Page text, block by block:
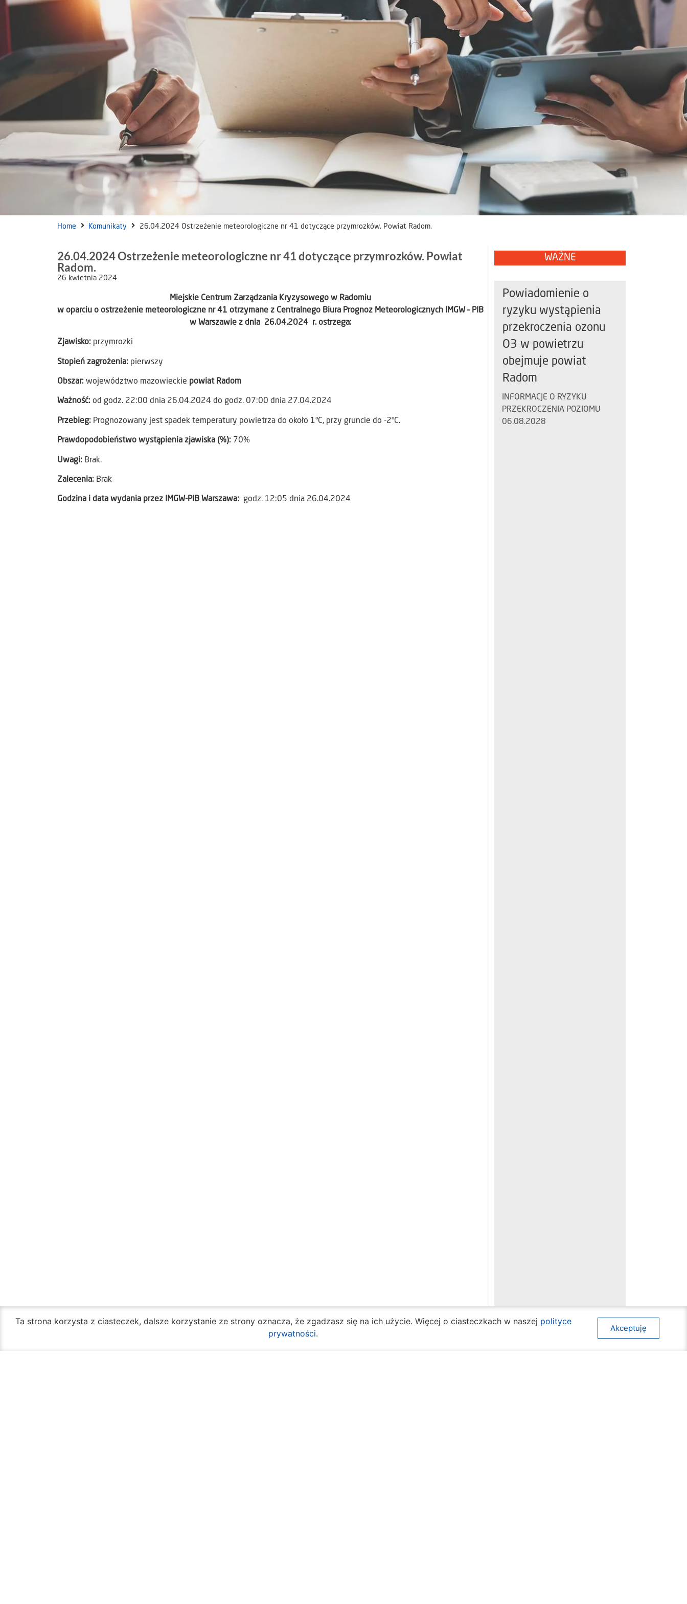
Home Komunikaty 26.04.2024 Ostrzeżenie meteorologiczne nr 41 dotyczące przymrozków. Powiat Radom.
26.04.2024 Ostrzeżenie meteorologiczne nr 41 dotyczące przymrozków. Powiat
Radom.
26 kwietnia 2024
Miejskie Centrum Zarządzania Kryzysowego w Radomiu
w oparciu o ostrzeżenie meteorologiczne nr 41 otrzymane z Centralnego Biura Prognoz Meteorologicznych IMGW – PIB
w Warszawie z dnia 26.04.2024 r. ostrzega:
Zjawisko: przymrozki
Stopień zagrożenia: pierwszy
Obszar: województwo mazowieckie powiat Radom
Ważność: od godz. 22:00 dnia 26.04.2024 do godz. 07:00 dnia 27.04.2024
Przebieg: Prognozowany jest spadek temperatury powietrza do około 1°C, przy gruncie do -2°C.
Prawdopodobieństwo wystąpienia zjawiska (%): 70%
Uwagi: Brak.
Zalecenia: Brak
Godzina i data wydania przez IMGW-PIB Warszawa: godz. 12:05 dnia 26.04.2024
WAŻNE
Powiadomienie o
ryzyku wystąpienia
przekroczenia ozonu
O3 w powietrzu
obejmuje powiat
Radom
INFORMACJE O RYZYKU
PRZEKROCZENIA POZIOMU
06.08.2028
Ta strona korzysta z ciasteczek, dalsze korzystanie ze strony oznacza, że zgadzasz się na ich użycie. Więcej o ciasteczkach w naszej polityce
prywatności. Akceptuję